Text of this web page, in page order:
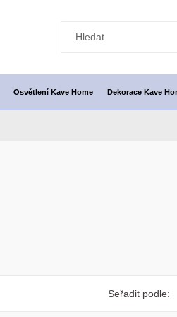
Osvětlení Kave Home Dekorace Kave
Seřadit podle: